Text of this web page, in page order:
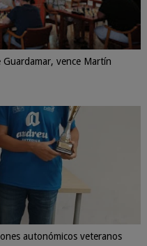
vence Martín
autonómicos veteranos